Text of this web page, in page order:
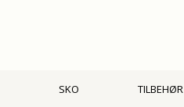
SKO TILBEHØR